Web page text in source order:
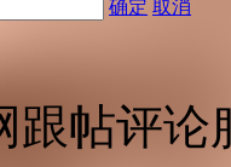
确定 取消
跟帖评论